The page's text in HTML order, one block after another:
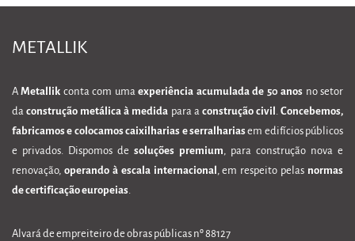
METALLIK
AMetallik conta com umaexperiência acumulada de 50 anos no setor
daconstrução metálica à medida para a construção civil.Concebemos,
fabricamos e colocamos caixilharias e serralhariasem edifícios públicos
e privados. Dispomos de soluções premium, para construção nova e
renovação, operando à escala internacional, em respeito pelas normas
de certificação europeias.
Alvará de empreiteiro de obras públicas nº 88127